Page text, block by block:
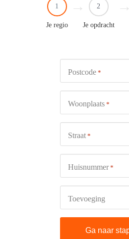
1
Je regio
2
Je opdracht
Postcode *
Woonplaats *
Straat *
Huisnummer *
Toevoeging